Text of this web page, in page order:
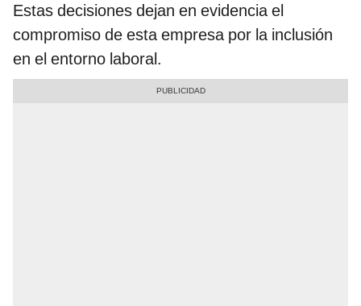
Estas decisiones dejan en evidencia el
compromiso de esta empresa por la inclusión
en el entorno laboral.